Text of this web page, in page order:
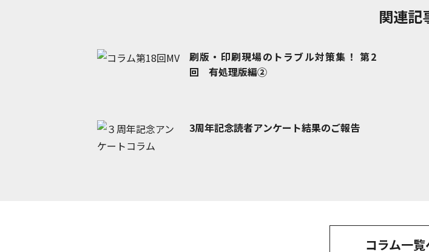
関連記
刷版・印刷現場のトラブル対策集！ 第2
回 有処理版編②
3周年記念読者アンケート結果のご報告
コラム一